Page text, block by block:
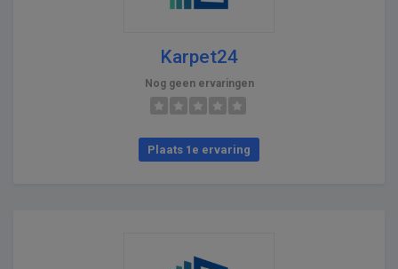
Karpet24
Nog geen ervaringen
Plaats 1e ervaring